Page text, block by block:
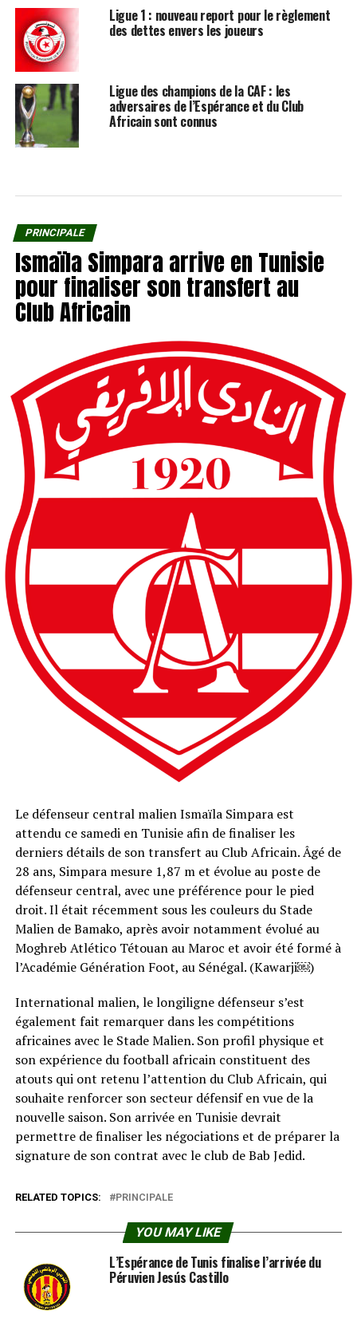
Ligue 1 : nouveau report pour le règlement
des dettes envers les joueurs
Ligue des champions de la CAF : les
adversaires de l’Espérance et du Club
Africain sont connus
PRINCIPALE
Ismaïla Simpara arrive en Tunisie
pour finaliser son transfert au
Club Africain
Le défenseur central malien Ismaïla Simpara est
attendu ce samedi en Tunisie afin de finaliser les
derniers détails de son transfert au Club Africain. Âgé de
28 ans, Simpara mesure 1,87 m et évolue au poste de
défenseur central, avec une préférence pour le pied
droit. Il était récemment sous les couleurs du Stade
Malien de Bamako, après avoir notamment évolué au
Moghreb Atlético Tétouan au Maroc et avoir été formé à
l’Académie Génération Foot, au Sénégal. (Kawarji⁠￼)
International malien, le longiligne défenseur s’est
également fait remarquer dans les compétitions
africaines avec le Stade Malien. Son profil physique et
son expérience du football africain constituent des
atouts qui ont retenu l’attention du Club Africain, qui
souhaite renforcer son secteur défensif en vue de la
nouvelle saison. Son arrivée en Tunisie devrait
permettre de finaliser les négociations et de préparer la
signature de son contrat avec le club de Bab Jedid.
RELATED TOPICS: PRINCIPALE
YOU MAY LIKE
L’Espérance de Tunis finalise l’arrivée du
Péruvien Jesús Castillo